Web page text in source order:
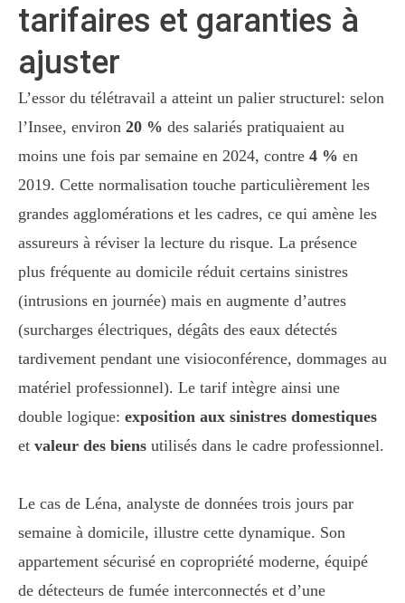
tarifaires et garanties à
ajuster
L’essor du télétravail a atteint un palier structurel: selon
l’Insee, environ 20 % des salariés pratiquaient au
moins une fois par semaine en 2024, contre 4 % en
2019. Cette normalisation touche particulièrement les
grandes agglomérations et les cadres, ce qui amène les
assureurs à réviser la lecture du risque. La présence
plus fréquente au domicile réduit certains sinistres
(intrusions en journée) mais en augmente d’autres
(surcharges électriques, dégâts des eaux détectés
tardivement pendant une visioconférence, dommages au
matériel professionnel). Le tarif intègre ainsi une
double logique: exposition aux sinistres domestiques
et valeur des biens utilisés dans le cadre professionnel.
Le cas de Léna, analyste de données trois jours par
semaine à domicile, illustre cette dynamique. Son
appartement sécurisé en copropriété moderne, équipé
de détecteurs de fumée interconnectés et d’une